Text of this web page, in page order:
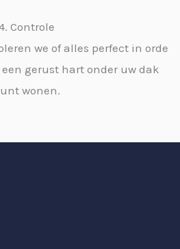
Controle
we of alles perfect in orde
gerust hart onder uw dak
wonen.